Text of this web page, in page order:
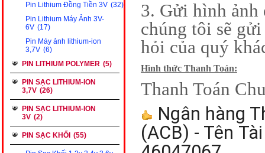
Pin Lithium Đồng Tiền 3V (32)
Pin Lithium Máy Ảnh 3V-
6V (17)
Pin Máy ảnh lithium-ion
3,7V (6)
PIN LITHIUM POLYMER (5)
PIN SẠC LITHIUM-ION
3,7V (26)
PIN SẠC LITHIUM-ION
3V (2)
PIN SẠC KHỐI (55)
3. Gửi hình
chúng tôi sẽ
hỏi của quý
Hình thức Thanh Toán:
Thanh Toán
Ngân hàng
(ACB) - Tên